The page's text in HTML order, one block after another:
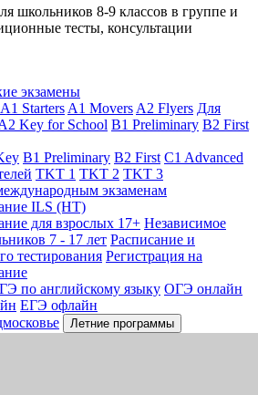
школьников 8-9 классов в группе и
тесты, консультации
экзамены
Starters A1 Movers A2 Flyers Для
Key for School B1 Preliminary B2 First
B1 Preliminary B2 First C1 Advanced
TKT 1 TKT 2 TKT 3
экзаменам
ILS (НТ)
для взрослых 17+ Независимое
7 - 17 лет Расписание и
тестирования Регистрация на
по английскому языку ОГЭ онлайн
ЕГЭ офлайн
Летние программы